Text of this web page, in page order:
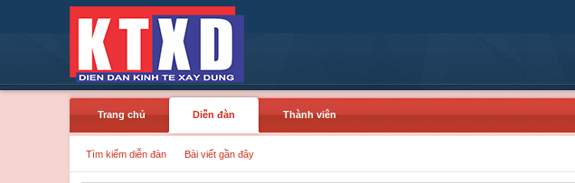
Trang chủ
Diễn đàn
Tìm kiếm diễn đàn Bài viết gần đây
Thành viên